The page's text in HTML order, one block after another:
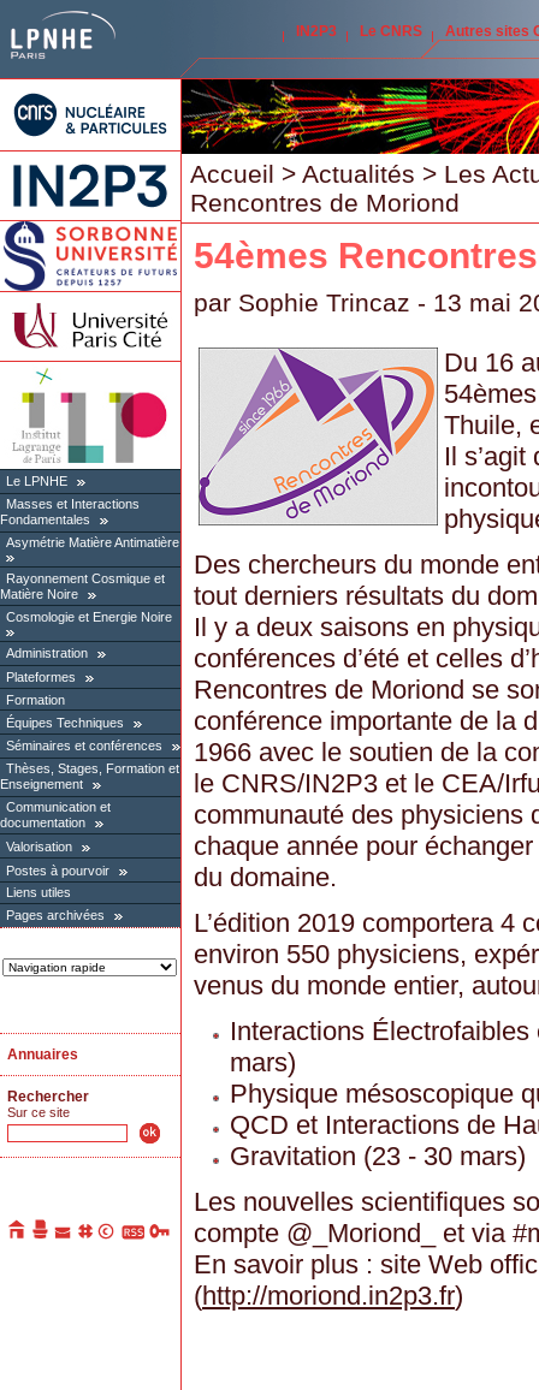
IN2P3 Le CNRS Autres sites
Le LPNHE
Masses et Interactions
Fondamentales
Asymétrie Matière Antimatière
Rayonnement Cosmique et
Matière Noire
Cosmologie et Energie Noire
Administration
Plateformes
Formation
Équipes Techniques
Séminaires et conférences
Thèses, Stages, Formation et
Enseignement
Communication et
documentation
Valorisation
Postes à pourvoir
Liens utiles
Pages archivées
Annuaires
Rechercher
Sur ce site
Accueil > Actualités > Les
Rencontres de Moriond
54èmes
par Sophie Trincaz - 13 mai
Du 16
Thuile,
Il s’agit
Des chercheurs du monde
tout derniers résultats du
Il y a deux saisons en
conférences d’été et celles
Rencontres de Moriond se
conférence importante de la
1966 avec le soutien de la
le CNRS/IN2P3 et le CEA/
communauté des physiciens
chaque année pour
du domaine.
L’édition 2019 comportera 4
environ 550 physiciens,
venus du monde entier,
Interactions
mars)
Physique mésoscopique
QCD et Interactions de
Gravitation (23 - 30 mars)
Les nouvelles scientifiques
compte @_Moriond_ et via
En savoir plus : site Web
(http://moriond.in2p3.fr)